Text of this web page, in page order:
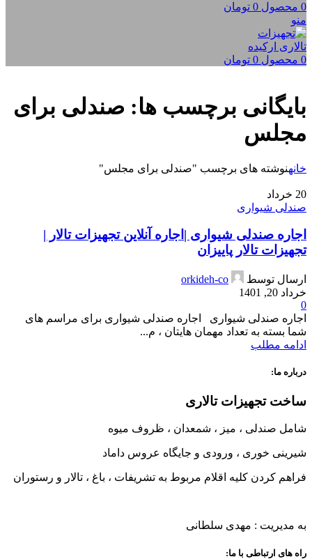
0 محصول 0 تومان
منو
0 محصول 0 تومان
بایگانی برچسب ها: صندلی برای
مجلس
خانهنوشته های برچسب "صندلی برای مجلس"
20 خرداد
صندلی شیواری
اجاره صندلی شیواری |اجاره آنلاین تجهیزات تالار |
تجهیزات تالار پاییزان
ارسال توسط
orkideh-co
خرداد 20, 1401
0
اجاره صندلی شیواری اجاره صندلی شیواری برای مراسم های
شما بسته به تعداد مهمان هایتان ، م...
ادامه مطلب
درباره ما:
ساخت تجهیزات تالاری
شامل صندلی ، میز ، شمعدان ، ظروف میوه
شیرینی خوری ، ورودی و جایگاه عروس داماد
فراهم کردن کلیه اقلام مربوط به تشریفات ، باغ ، تالار و رستوران
به مدیریت : مهدی سلطانی
راه های ارتباطی با ما: